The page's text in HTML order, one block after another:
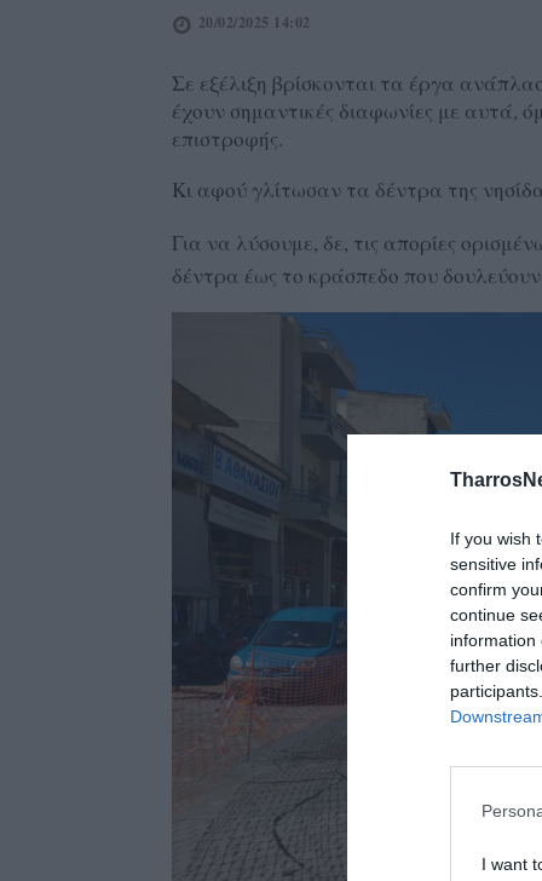
If you wish
sensitive
confirm
continue
information
further
I want
20/02/2025 14:02
Σε εξέλιξη βρίσκονται τα έργα
έχουν σημαντικές διαφωνίες με αυτά,
επιστροφής.
Κι αφού γλίτωσαν τα δέντρα της
Για να λύσουμε, δε, τις απορίες
δέντρα έως το κράσπεδο που